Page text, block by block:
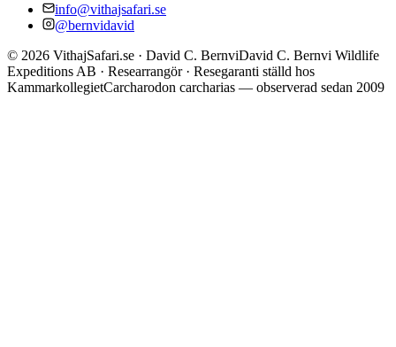
info@vithajsafari.se
@bernvidavid
© 2026 VithajSafari.se · David C. BernviDavid C. Bernvi Wildlife
Expeditions AB · Researrangör · Resegaranti ställd hos
KammarkollegietCarcharodon carcharias — observerad sedan 2009